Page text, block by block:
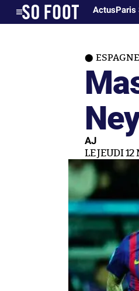
ActusParis
ESPAGNE
AJ
LE JEUDI 12